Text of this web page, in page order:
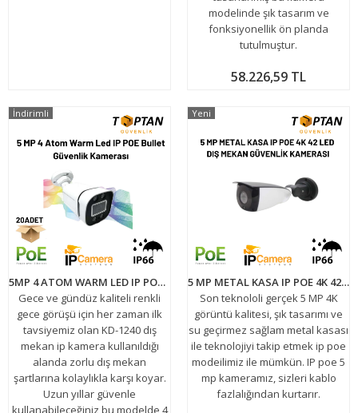
modelinde şık tasarım ve
fonksiyonellik ön planda
tutulmuştur.
58.226,59 TL
5MP 4 ATOM WARM LED IP POE BULLET KAMERA KD-1240 20'Lİ KOLİ
Gece ve gündüz kaliteli renkli
gece görüşü için her zaman ilk
tavsiyemiz olan KD-1240 dış
mekan ip kamera kullanıldığı
alanda zorlu dış mekan
şartlarına kolaylıkla karşı koyar.
Uzun yıllar güvenle
kullanabileceğiniz bu modelde 4
İndirimli
5 MP METAL KASA IP POE 4K 42 LED DIŞ MEKAN GÜVENLİK KAMERASI BT-1436
Son teknololi gerçek 5 MP 4K
görüntü kalitesi, şık tasarımı ve
su geçirmez sağlam metal kasası
ile teknolojiyi takip etmek ip poe
modeilimiz ile mümkün. IP poe 5
mp kameramız, sizleri kablo
fazlalığından kurtarır.
Yeni